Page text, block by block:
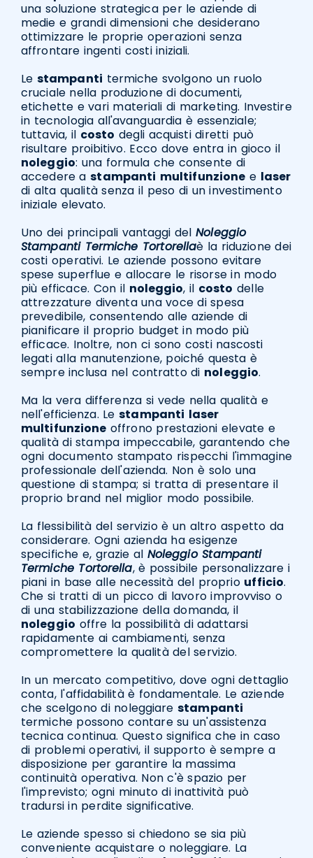
una soluzione strategica per le aziende di
medie e grandi dimensioni che desiderano
ottimizzare le proprie operazioni senza
affrontare ingenti costi iniziali.
Le stampanti termiche svolgono un ruolo
cruciale nella produzione di documenti,
etichette e vari materiali di marketing. Investire
in tecnologia all'avanguardia è essenziale;
tuttavia, il costo degli acquisti diretti può
risultare proibitivo. Ecco dove entra in gioco il
noleggio: una formula che consente di
accedere astampanti multifunzione e laser
di alta qualità senza il peso di un investimento
iniziale elevato.
Uno dei principali vantaggi delNoleggio
Stampanti Termiche Tortorellaè la riduzione dei
costi operativi. Le aziende possono evitare
spese superflue e allocare le risorse in modo
più efficace. Con il noleggio, il costo delle
attrezzature diventa una voce di spesa
prevedibile, consentendo alle aziende di
pianificare il proprio budget in modo più
efficace. Inoltre, non ci sono costi nascosti
legati alla manutenzione, poiché questa è
sempre inclusa nel contratto di noleggio.
Ma la vera differenza si vede nella qualità e
nell'efficienza. Lestampanti laser
multifunzione offrono prestazioni elevate e
qualità di stampa impeccabile, garantendo che
ogni documento stampato rispecchi l'immagine
professionale dell'azienda. Non è solo una
questione di stampa; si tratta di presentare il
proprio brand nel miglior modo possibile.
La flessibilità del servizio è un altro aspetto da
considerare. Ogni azienda ha esigenze
specifiche e, grazie al Noleggio Stampanti
Termiche Tortorella, è possibile personalizzare i
piani in base alle necessità del proprio ufficio.
Che si tratti di un picco di lavoro improvviso o
di una stabilizzazione della domanda, il
noleggio offre la possibilità di adattarsi
rapidamente ai cambiamenti, senza
compromettere la qualità del servizio.
In un mercato competitivo, dove ogni dettaglio
conta, l'affidabilità è fondamentale. Le aziende
che scelgono di noleggiarestampanti
termiche possono contare su un'assistenza
tecnica continua. Questo significa che in caso
di problemi operativi, il supporto è sempre a
disposizione per garantire la massima
continuità operativa. Non c'è spazio per
l'imprevisto; ogni minuto di inattività può
tradursi in perdite significative.
Le aziende spesso si chiedono se sia più
conveniente acquistare o noleggiare. La